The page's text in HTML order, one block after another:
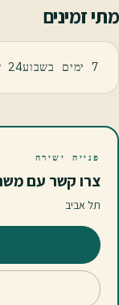
מתי זמינים
7 ימים בשבוע24 שעות ביממה
פנייה ישירה
צרו קשר עם
תל אביב